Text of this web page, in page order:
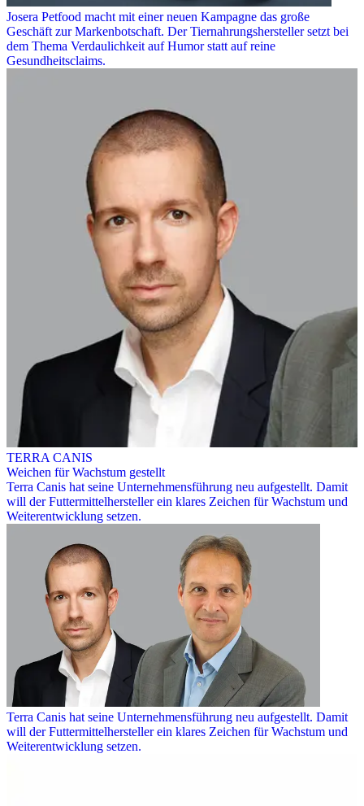
Josera Petfood macht mit einer neuen Kampagne das große
Geschäft zur Markenbotschaft. Der Tiernahrungshersteller setzt bei
dem Thema Verdaulichkeit auf Humor statt auf reine
Gesundheitsclaims.
TERRA CANIS
Weichen für Wachstum gestellt
Terra Canis hat seine Unternehmensführung neu aufgestellt. Damit
will der Futtermittelhersteller ein klares Zeichen für Wachstum und
Weiterentwicklung setzen.
Terra Canis hat seine Unternehmensführung neu aufgestellt. Damit
will der Futtermittelhersteller ein klares Zeichen für Wachstum und
Weiterentwicklung setzen.